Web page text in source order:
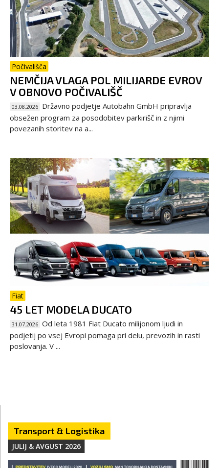
Počivališča
NEMČIJA VLAGA POL MILIJARDE EVROV
V OBNOVO POČIVALIŠČ
03.08.2026 Državno podjetje Autobahn GmbH pripravlja
obsežen program za posodobitev parkirišč in z njimi
povezanih storitev na a...
Fiat
45 LET MODELA DUCATO
31.07.2026 Od leta 1981 Fiat Ducato milijonom ljudi in
podjetij po vsej Evropi pomaga pri delu, prevozih in rasti
poslovanja. V ...
Transport & Logistika
JULIJ & AVGUST 2026